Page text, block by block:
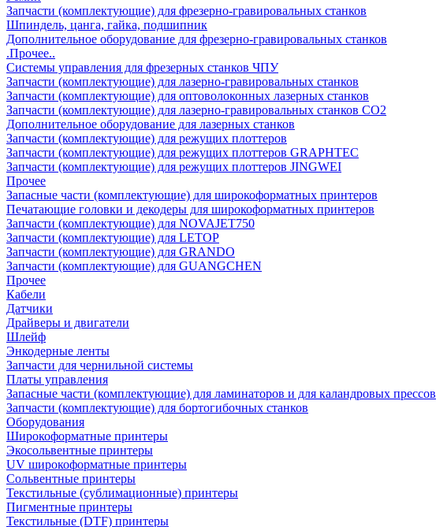
Запчасти (комплектующие) для фрезерно-гравировальных станков
Шпиндель, цанга, гайка, подшипник
Дополнительное оборудование для фрезерно-гравировальных станков
.Прочее..
Системы управления для фрезерных станков ЧПУ
Запчасти (комплектующие) для лазерно-гравировальных станков
Запчасти (комплектующие) для оптоволоконных лазерных станков
Запчасти (комплектующие) для лазерно-гравировальных станков CO2
Дополнительное оборудование для лазерных станков
Запчасти (комплектующие) для режущих плоттеров
Запчасти (комплектующие) для режущих плоттеров GRAPHTEC
Запчасти (комплектующие) для режущих плоттеров JINGWEI
Прочее
Запасные части (комплектующие) для широкоформатных принтеров
Печатающие головки и декодеры для широкоформатных принтеров
Запчасти (комплектующие) для NOVAJET750
Запчасти (комплектующие) для LETOP
Запчасти (комплектующие) для GRANDO
Запчасти (комплектующие) для GUANGCHEN
Прочее
Кабели
Датчики
Драйверы и двигатели
Шлейф
Энкодерные ленты
Запчасти для чернильной системы
Платы управления
Запасные части (комплектующие) для ламинаторов и для каландровых прессов
Запчасти (комплектующие) для бортогибочных станков
Оборудования
Широкоформатные принтеры
Экосольвентные принтеры
UV широкоформатные принтеры
Сольвентные принтеры
Текстильные (сублимационные) принтеры
Пигментные принтеры
Текстильные (DTF) принтеры